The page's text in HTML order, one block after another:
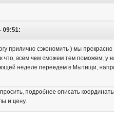
09:51:
прилично сэкономить ) мы
что, всем чем сможем тем поможем,
неделе переедем в Мытищи,
подробнее описать
и цену.